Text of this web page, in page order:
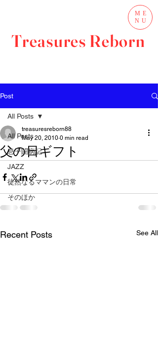
ME
NU
Treasures Reborn
Post
All Posts
息子闘病記
JAZZ
徒然なるママンの日常
そのほか
All Posts
父の日ギフト
treasuresreborn88
May 20, 2010 0 min read
Recent Posts See All